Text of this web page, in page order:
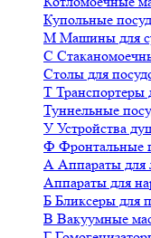
Купольные
М Машины для
С
Столы для
Т Транспортеры
Туннельные
У Устройства
Ф Фронтальные
А Аппараты для
Аппараты для
Б Бликсеры для
В Вакуумные